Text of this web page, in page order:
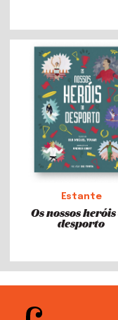
Estante
Os nossos
desporto